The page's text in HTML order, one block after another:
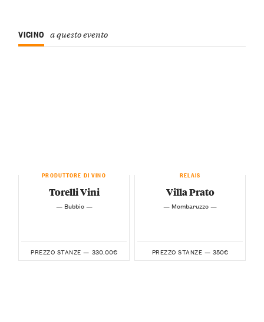
VICINO a questo evento
PRODUTTORE DI VINO
Torelli Vini
— Bubbio —
PREZZO STANZE — 330.00€
RELAIS
Villa Prato
— Mombaruzzo —
PREZZO STANZE — 350€